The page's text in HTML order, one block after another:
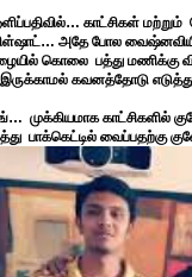
காட்சிகள்
அதே போல
கொலை பத்து மணிக்கு
இருக்காமல் கவனத்தோடு
முக்கியமாக காட்சிகளில்
பாக்கெட்டில் வைப்பதற்கு